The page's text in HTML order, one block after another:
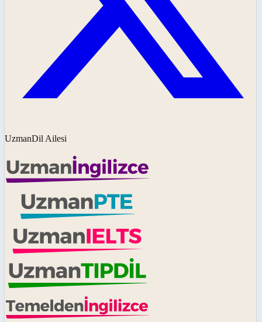
UzmanDil Ailesi